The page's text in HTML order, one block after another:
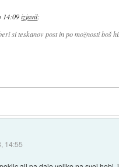
14:09 izjavil:
si teskanov post in po možnosti boš
14:55